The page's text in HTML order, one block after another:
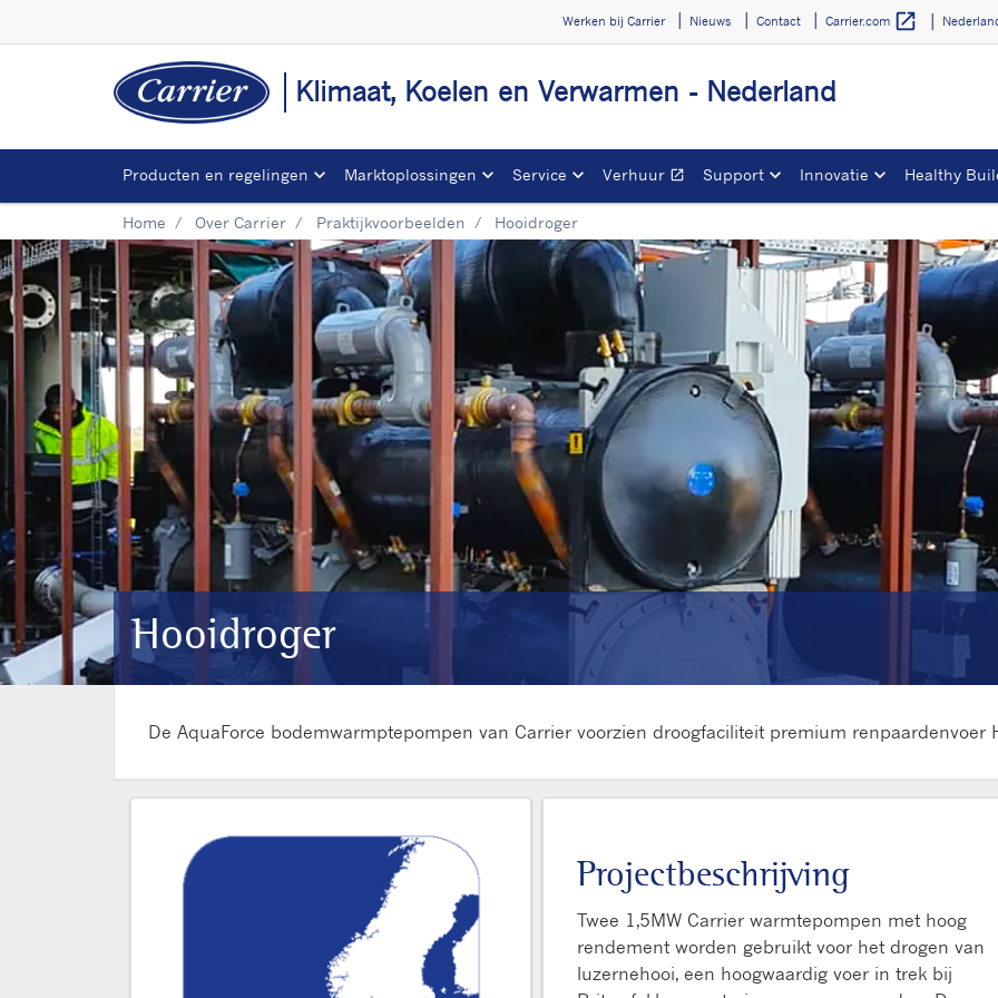
Werken bij Carrier Nieuws Contact Carrier.com open_in_new
Klimaat, Koelen en Verwarmen - Nederland
Producten en regelingen Marktoplossingen Service Verhuur open_in_newOpens in a new window
Support Innovatie Healthy
Home Over Carrier Praktijkvoorbeelden Hooidroger
Hooidroger
De AquaForce bodemwarmptepompen van Carrier voorzien droogfaciliteit premium renpaardenvoer
Projectbeschrijving
Twee 1,5MW Carrier warmtepompen met hoog
rendement worden gebruikt voor het drogen van
luzernehooi, een hoogwaardig voer in trek bij